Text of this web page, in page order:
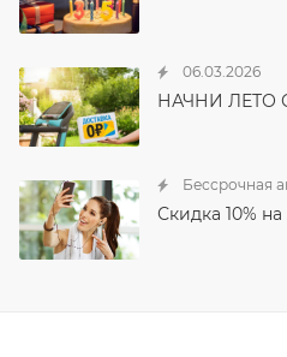
06.03.2026
НАЧНИ ЛЕТО
Бессрочная
Скидка 10%